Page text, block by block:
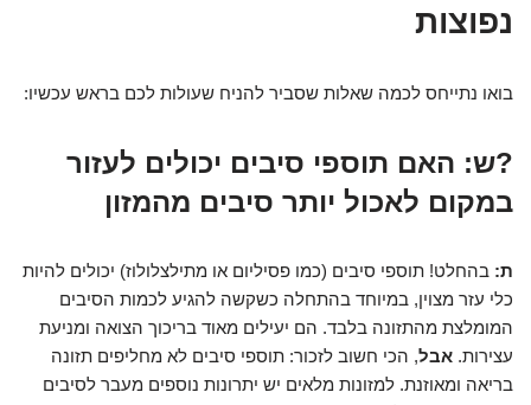
נפוצות
בואו נתייחס לכמה שאלות שסביר להניח שעולות לכם בראש עכשיו:
?ש: האם תוספי סיבים יכולים לעזור
במקום לאכול יותר סיבים מהמזון
ת: בהחלט! תוספי סיבים (כמו פסיליום או מתילצלולוז) יכולים להיות
כלי עזר מצוין, במיוחד בהתחלה כשקשה להגיע לכמות הסיבים
המומלצת מהתזונה בלבד. הם יעילים מאוד בריכוך הצואה ומניעת
עצירות. אבל, הכי חשוב לזכור: תוספי סיבים לא מחליפים תזונה
בריאה ומאוזנת. למזונות מלאים יש יתרונות נוספים מעבר לסיבים